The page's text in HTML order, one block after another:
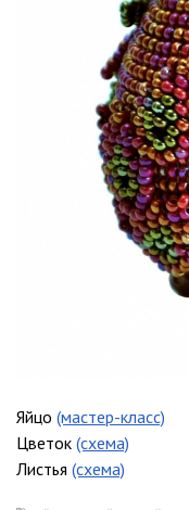
Яйцо (мастер-класс)
Цветок (схема)
Листья (схема)